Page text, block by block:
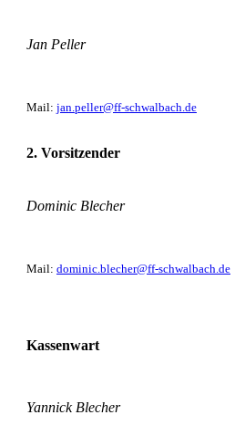
Jan Peller
Mail: jan.peller@ff-schwalbach.de
2. Vorsitzender
Dominic Blecher
Mail: dominic.blecher@ff-schwalbach.de
Kassenwart
Yannick Blecher